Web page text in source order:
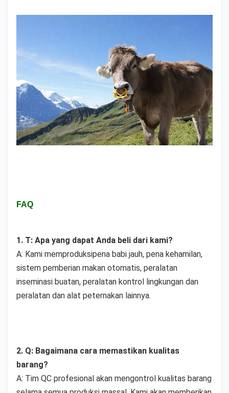
FAQ
1. T: Apa yang dapat Anda beli dari kami?
A: Kami memproduksipena babi jauh, pena kehamilan,
sistem pemberian makan otomatis, peralatan
inseminasi buatan, peralatan kontrol lingkungan dan
peralatan dan alat peternakan lainnya.
2. Q: Bagaimana cara memastikan kualitas
barang?
A: Tim QC profesional akan mengontrol kualitas barang